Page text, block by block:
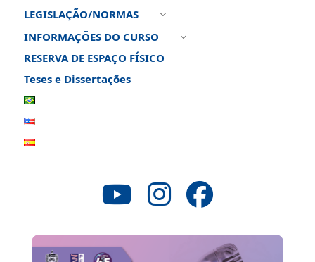
LEGISLAÇÃO/NORMAS 3
INFORMAÇÕES DO CURSO 3
RESERVA DE ESPAÇO FÍSICO
Teses e Dissertações